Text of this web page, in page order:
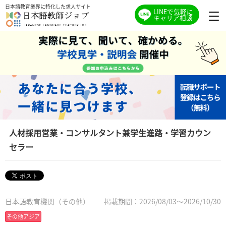
日本語教育業界に特化した求人サイト
LINEで気軽に
キャリア相談
人材採用営業・コンサルタント兼学生進路・学習カウン
セラー
日本語教育機関（その他） 掲載期間：2026/08/03～2026/10/30
その他アジア